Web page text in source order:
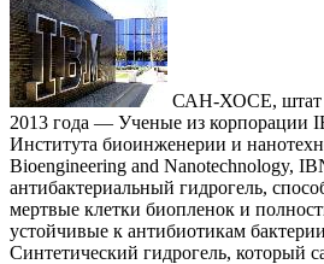
САН-ХОСЕ, штат
2013 года — Ученые из корпорации
Института биоинженерии и
Bioengineering and Nanotechnology,
антибактериальный гидрогель,
мертвые клетки биопленок и
устойчивые к антибиотикам
Синтетический гидрогель, который